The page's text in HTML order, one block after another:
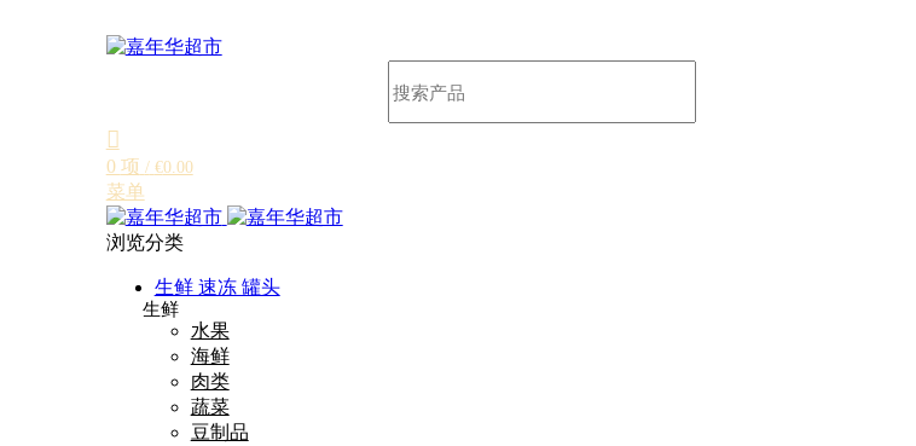
0 项 / €0.00
菜单
浏览分类
生鲜 速冻 罐头
生鲜
水果
海鲜
肉类
蔬菜
豆制品